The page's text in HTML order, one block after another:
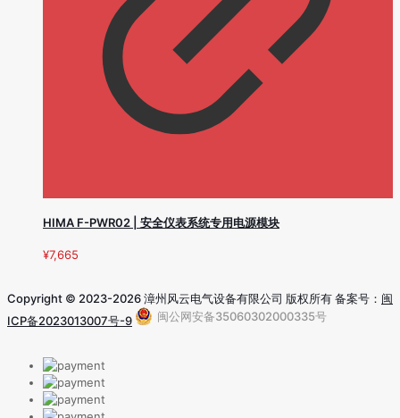
HIMA F-PWR02 | 安全仪表系统专用电源模块
¥7,665
Copyright © 2023-2026 漳州风云电气设备有限公司 版权所有 备案号： 闽
ICP备2023013007号-9
闽公网安备35060302000335号